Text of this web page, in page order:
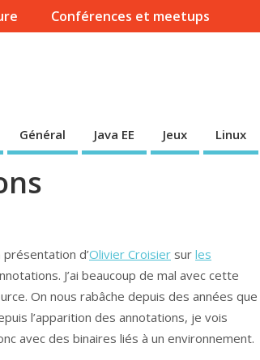
Conférences et meetups
Général Java EE Jeux Linux
présentation d’Olivier Croisier sur les
J’ai beaucoup de mal avec cette
On nous rabâche depuis des années que
l’apparition des annotations, je vois
avec des binaires liés à un environnement.